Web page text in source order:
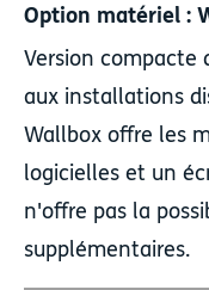
Option matériel :
Version compacte
aux installations
Wallbox offre les
logicielles et un
n'offre pas la
supplémentaires.